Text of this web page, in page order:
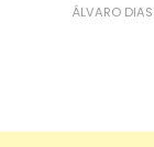
ÁLVARO DIAS